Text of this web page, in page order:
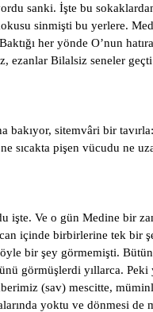
sanki. İşte bu
sinmişti bu yerlere.
her yönde O’nun
ezanlar Bilalsiz seneler
sitemvâri bir
sıcakta pişen vücudu ne
Ve o gün Medine bir
içinde birbirlerine tek bir
bir şey görmemişti.
görmüşlerdi yıllarca.
(sav) mescitte,
yoktu ve dönmesi